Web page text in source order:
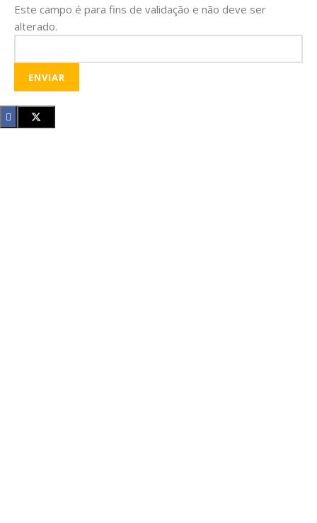
Este campo é para fins de validação e não deve ser
alterado.